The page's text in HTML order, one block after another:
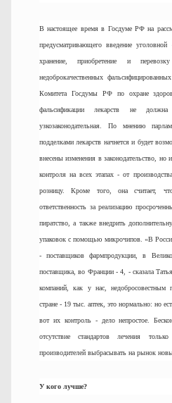
В настоящее время в Госдуме РФ на
предусматривающего введение уголовной
хранение, приобретение и
недоброкачественных
Комитета Госдумы РФ по охране
фальсификации лекарств не должна
узкозаконодательная. По мнению
подделками лекарств начнется и будет
внесены изменения в законодательство, но
контроля на всех этапах - от
розницу. Кроме того, она считает,
ответственность за реализацию
пиратство, а также внедрить
упаковок с помощью микрочипов. «В
- поставщиков фармпродукции, в
поставщика, во Франции - 4, - сказала
компаний, как у нас, недобросовестным
стране - 19 тыс. аптек, это нормально: но
вот их контроль - дело непростое.
отсутствие стандартов лечения только
производителей выбрасывать на рынок
У кого лучше?